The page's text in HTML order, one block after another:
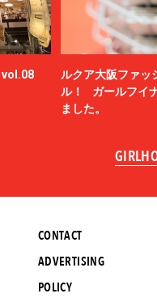
vol.08
ルクア大阪ファッ
ル！ ガールフイ
ました。
CONTACT
ADVERTISING
POLICY